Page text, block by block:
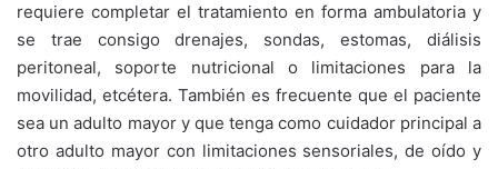
requiere completar el tratamiento en forma ambulatoria y
se trae consigo drenajes, sondas, estomas, diálisis
peritoneal, soporte nutricional o limitaciones para la
movilidad, etcétera. También es frecuente que el paciente
sea un adulto mayor y que tenga como cuidador principal a
otro adulto mayor con limitaciones sensoriales, de oído y